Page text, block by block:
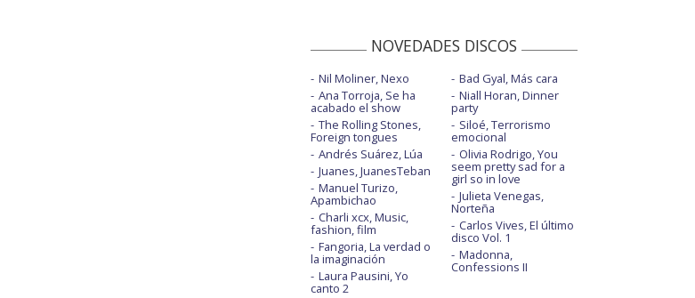
NOVEDADES DISCOS
Nil Moliner, Nexo
Ana Torroja, Se ha
acabado el show
The Rolling Stones,
Foreign tongues
Andrés Suárez, Lúa
Juanes, JuanesTeban
Manuel Turizo,
Apambichao
Charli xcx, Music,
fashion, film
Fangoria, La verdad o
la imaginación
Laura Pausini, Yo
canto 2
Bad Gyal, Más cara
Niall Horan, Dinner
party
Siloé, Terrorismo
emocional
Olivia Rodrigo, You
seem pretty sad for a
girl so in love
Julieta Venegas,
Norteña
Carlos Vives, El último
disco Vol. 1
Madonna,
Confessions II